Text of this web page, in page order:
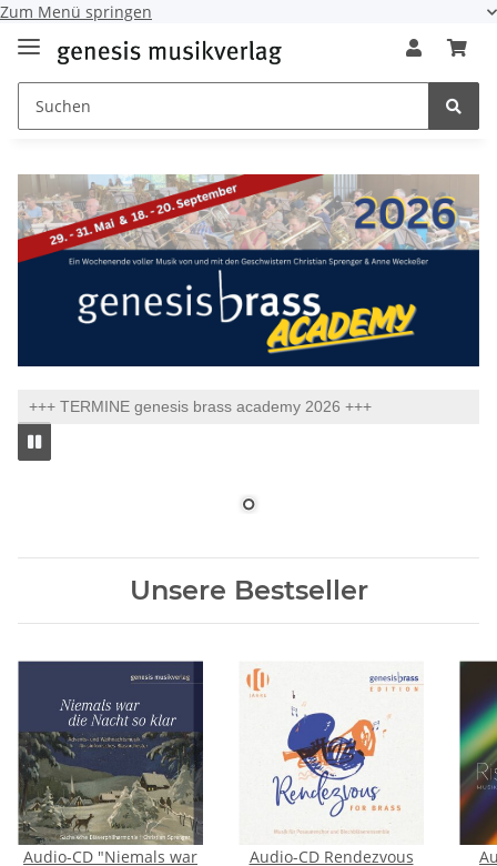
Zum Menü springen
+++ TERMINE genesis brass academy 2026 +++
Unsere Bestseller
Audio-CD "Niemals war
Audio-CD Rendezvous